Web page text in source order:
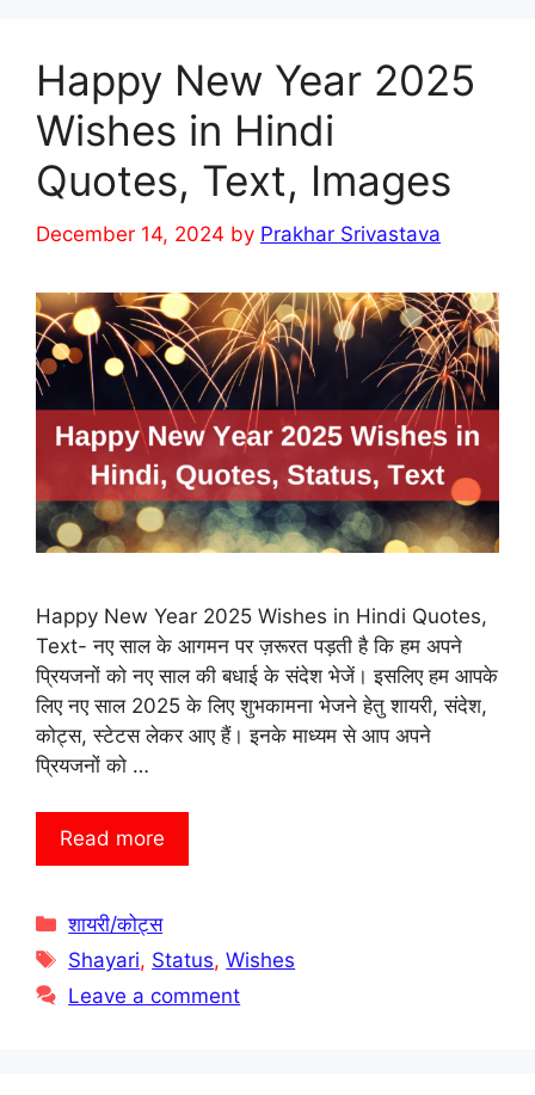
Happy New Year 2025
Wishes in Hindi
Quotes, Text, Images
December 14, 2024 by Prakhar Srivastava
Happy New Year 2025 Wishes in Hindi Quotes,
Text- नए साल के आगमन पर ज़रूरत पड़ती है कि हम अपने
प्रियजनों को नए साल की बधाई के संदेश भेजें। इसलिए हम आपके
लिए नए साल 2025 के लिए शुभकामना भेजने हेतु शायरी, संदेश,
कोट्स, स्टेटस लेकर आए हैं। इनके माध्यम से आप अपने
प्रियजनों को …
Read more
Categories
शायरी/कोट्स
Tags
Shayari, Status,Wishes
Leave a comment